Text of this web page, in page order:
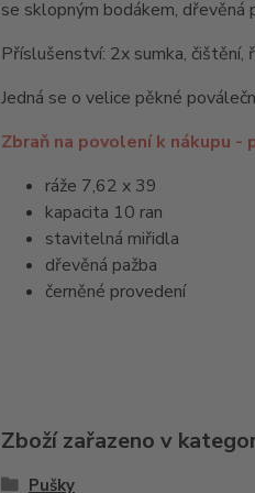
se sklopným bodákem, dřevěná
Příslušenství: 2x sumka, čištění,
Jedná se o velice pěkné
Zbraň na povolení k nákupu -
ráže 7,62 x 39
kapacita 10 ran
stavitelná miřidla
dřevěná pažba
černěné provedení
Zboží zařazeno v
Pušky